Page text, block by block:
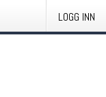
LOGG INN